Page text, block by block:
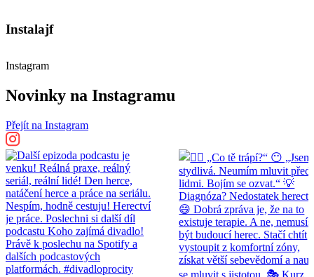
Instalajf
Instagram
Novinky na Instagramu
Přejít na Instagram